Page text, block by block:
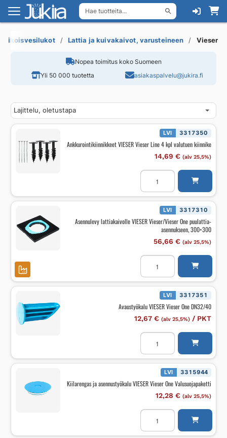
Hae tuotteita...
Siirry
navigointiin
Siirry
sisältöön
Lattia ja kuivakaivot, varusteineen Vieser
Nopea toimitus koko Suomeen
Yli 50 000 tuotetta
asiakaspalvelu@jukira.fi
LVI 3317350
Ankkurointikiinnikkeet VIESER Vieser Line 4 kpl valutuen kiinnike
14,69 € (alv 25,5%)
Ankkurointikiinnikkeet
VIESER
Vieser
Line
4
valutuen
kiinnike
LVI 3317310
Asennulevy lattiakaivolle VIESER Vieser/Vieser One puulattia-
asennukseen, 300×300
56,66 € (alv 25,5%)
Asennulevy
lattiakaivolle
VIESER
Vieser/Vieser
One
puulattia-
asennukseen,
300x300
määrä
LVI 3317351
Avaustyökalu VIESER Vieser One DN32/40
12,67 € (alv 25,5%)/ PKT
Avaustyökalu
VIESER
Vieser
One
DN32/40
LVI 3315944
Kiilarengas ja asennustyökalu VIESER Vieser One Valusuojapaketti
12,28 € (alv 25,5%)
Kiilarengas
asennustyökalu
VIESER